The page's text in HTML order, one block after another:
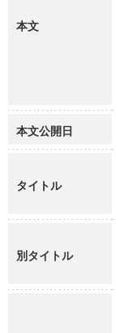
本文
本文公開日
タイトル
別タイトル